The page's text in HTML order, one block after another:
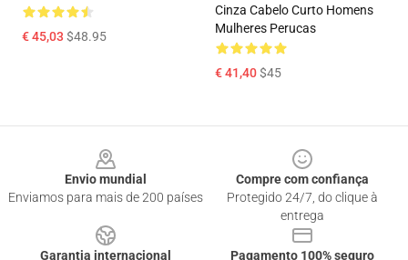
€ 45,03 $48.95
Cinza Cabelo Curto Homens
Mulheres Perucas
€ 41,40$45
Envio mundial
Enviamos para mais de 200 países
Compre com confiança
Protegido 24/7, do clique à
entrega
Garantia internacional
Pagamento 100% seguro